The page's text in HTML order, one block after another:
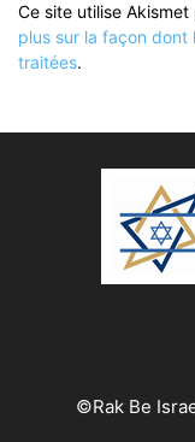
Ce site utilise
plus sur la façon dont
traitées.
©Rak Be